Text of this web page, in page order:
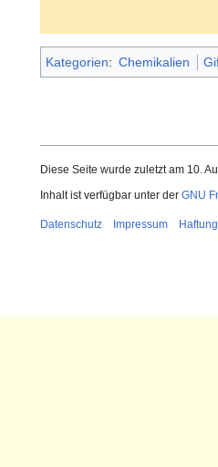
Kategorien: Chemikalien
Diese Seite wurde zuletzt am 10.
Inhalt ist verfügbar unter der GNU
Datenschutz Impressum